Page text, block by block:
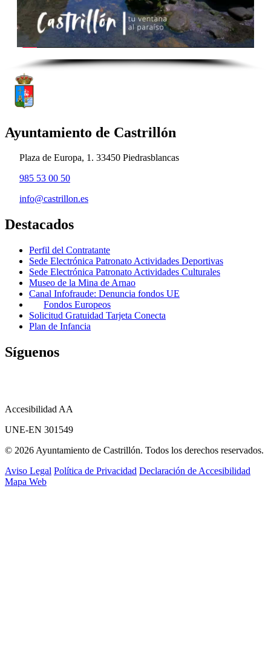
Ayuntamiento de Castrillón
Plaza de Europa, 1. 33450 Piedrasblancas
985 53 00 50
info@castrillon.es
Destacados
Perfil del Contratante
Sede Electrónica Patronato Actividades Deportivas
Sede Electrónica Patronato Actividades Culturales
Museo de la Mina de Arnao
Canal Infofraude: Denuncia fondos UE
Fondos Europeos
Solicitud Gratuidad Tarjeta Conecta
Plan de Infancia
Síguenos
Accesibilidad AA
UNE-EN 301549
© 2026 Ayuntamiento de Castrillón. Todos los derechos reservados.
Aviso Legal Política de Privacidad Declaración de Accesibilidad
Mapa Web